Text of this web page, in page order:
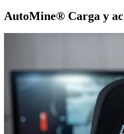
AutoMine® Carga y